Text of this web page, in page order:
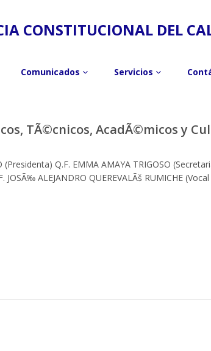
CONSTITUCIONAL DEL
Comunicados Servicios
TÃ©cnicos, AcadÃ©micos y
Q.F. EMMA AMAYA TRIGOSO
ALEJANDRO QUEREVALÃš RUMICHE